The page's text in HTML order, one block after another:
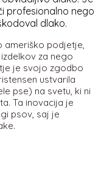
profesionalno nego
dlako.
ameriško podjetje,
za nego
je svojo zgodbo
ustvarila
pse) na svetu, ki ni
Ta inovacija je
psov, saj je